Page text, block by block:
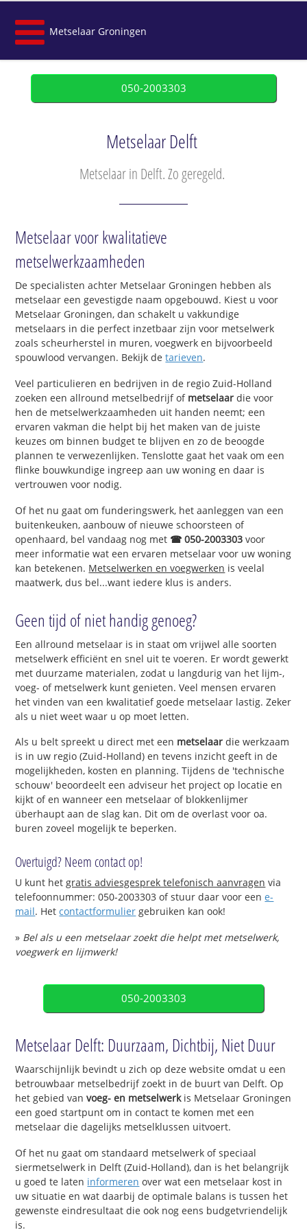
Metselaar Groningen
050-2003303
Metselaar Delft
Metselaar in Delft. Zo geregeld.
Metselaar voor kwalitatieve
metselwerkzaamheden
De specialisten achter Metselaar Groningen hebben als
metselaar een gevestigde naam opgebouwd. Kiest u voor
Metselaar Groningen, dan schakelt u vakkundige
metselaars in die perfect inzetbaar zijn voor metselwerk
zoals scheurherstel in muren, voegwerk en bijvoorbeeld
spouwlood vervangen. Bekijk detarieven.
Veel particulieren en bedrijven in de regio Zuid-Holland
zoeken een allround metselbedrijf of metselaar die voor
hen de metselwerkzaamheden uit handen neemt; een
ervaren vakman die helpt bij het maken van de juiste
keuzes om binnen budget te blijven en zo de beoogde
plannen te verwezenlijken. Tenslotte gaat het vaak om een
flinke bouwkundige ingreep aan uw woning en daar is
vertrouwen voor nodig.
Of het nu gaat om funderingswerk, het aanleggen van een
buitenkeuken, aanbouw of nieuwe schoorsteen of
openhaard, bel vandaag nog met ☎ 050-2003303 voor
meer informatie wat een ervaren metselaar voor uw woning
kan betekenen. Metselwerken en voegwerken is veelal
maatwerk, dus bel...want iedere klus is anders.
Geen tijd of niet handig genoeg?
Een allround metselaar is in staat om vrijwel alle soorten
metselwerk efficiënt en snel uit te voeren. Er wordt gewerkt
met duurzame materialen, zodat u langdurig van het lijm-,
voeg- of metselwerk kunt genieten. Veel mensen ervaren
het vinden van een kwalitatief goede metselaar lastig. Zeker
als u niet weet waar u op moet letten.
Als u belt spreekt u direct met een metselaar die werkzaam
is in uw regio (Zuid-Holland) en tevens inzicht geeft in de
mogelijkheden, kosten en planning. Tijdens de 'technische
schouw' beoordeelt een adviseur het project op locatie en
kijkt of en wanneer een metselaar of blokkenlijmer
überhaupt aan de slag kan. Dit om de overlast voor oa.
buren zoveel mogelijk te beperken.
Overtuigd? Neem contact op!
U kunt hetgratis adviesgesprek telefonisch aanvragen via
telefoonnummer: 050-2003303 of stuur daar voor eene-
mail. Hetcontactformulier gebruiken kan ook!
» Bel als u een metselaar zoekt die helpt met metselwerk,
voegwerk en lijmwerk!
050-2003303
Metselaar Delft: Duurzaam, Dichtbij, Niet Duur
Waarschijnlijk bevindt u zich op deze website omdat u een
betrouwbaar metselbedrijf zoekt in de buurt van Delft. Op
het gebied van voeg- en metselwerkis Metselaar Groningen
een goed startpunt om in contact te komen met een
metselaar die dagelijks metselklussen uitvoert.
Of het nu gaat om standaard metselwerk of speciaal
siermetselwerk in Delft (Zuid-Holland), dan is het belangrijk
u goed te laten informeren over wat een metselaar kost in
uw situatie en wat daarbij de optimale balans is tussen het
gewenste eindresultaat die ook nog eens budgetvriendelijk
is.